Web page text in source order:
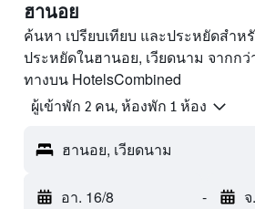
ฮานอย
ค้นหา เปรียบเทียบ และประหยัดสำห
ประหยัดในฮานอย, เวียดนาม จากกว่
ทางบน HotelsCombined
ผู้เข้าพัก 2 คน, ห้องพัก 1 ห้อง
ฮานอย, เวียดนาม
อา. 16/8 -